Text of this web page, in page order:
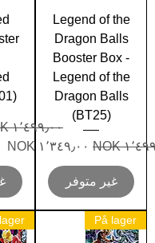
Legend of the
Dragon Balls
Booster Box -
Legend of the
Dragon Balls
(BT25)
عادي سعر البيع
غير متوفر
سعر عادي
På lager